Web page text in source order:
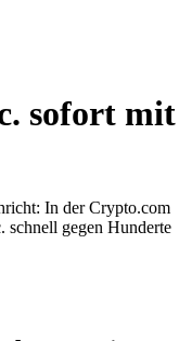
sofort mit
In der Crypto.com
schnell gegen Hunderte